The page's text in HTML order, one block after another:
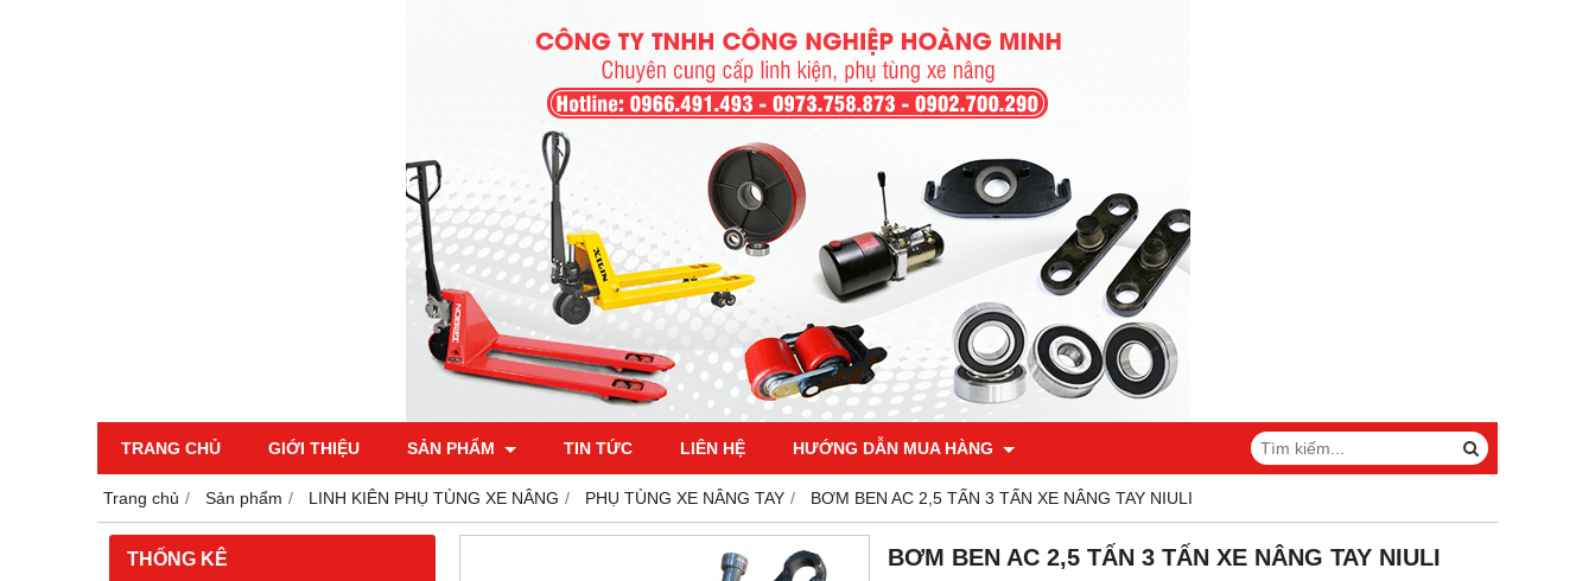
TRANG CHỦ GIỚI THIỆU SẢN PHẨM TIN TỨC LIÊN HỆ HƯỚNG DẪN MUA HÀNG
Trang chủ Sản phẩm LINH KIÊN PHỤ TÙNG XE NÂNG PHỤ TÙNG XE NÂNG TAY BƠM BEN AC 2,5 TẤN 3 TẤN XE NÂNG TAY NIULI
THỐNG KÊ BƠM BEN AC 2,5 TẤN 3 TẤN XE NÂNG TAY NIULI